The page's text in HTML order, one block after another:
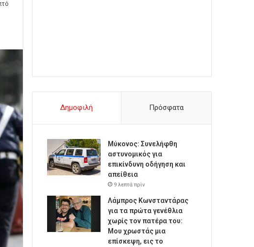
Δημοφιλή Πρόσφατα
Μύκονος: Συνελήφθη
αστυνομικός για
επικίνδυνη οδήγηση και
απείθεια
9 λεπτά πρίν
Λάμπρος Κωνσταντάρας
για τα πρώτα γενέθλια
χωρίς τον πατέρα του:
Μου χρωστάς μια
επίσκεψη, εις το